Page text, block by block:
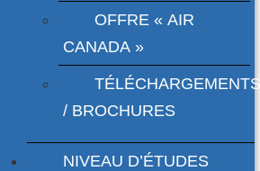
OFFRE « AIR
CANADA »
TÉLÉCHARGEMENTS
/ BROCHURES
NIVEAU D’ÉTUDES